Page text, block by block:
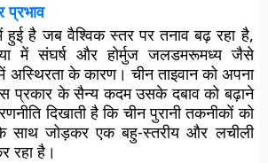
प्रभाव
है जब वैश्विक स्तर पर तनाव बढ़ रहा है,
में संघर्ष और होर्मुज जलडमरूमध्य जैसे
में अस्थिरता के कारण। चीन ताइवान को अपना
प्रकार के सैन्य कदम उसके दबाव को बढ़ाने
दिखाती है कि चीन पुरानी तकनीकों को
साथ जोड़कर एक बहु-स्तरीय और लचीली
रहा है।